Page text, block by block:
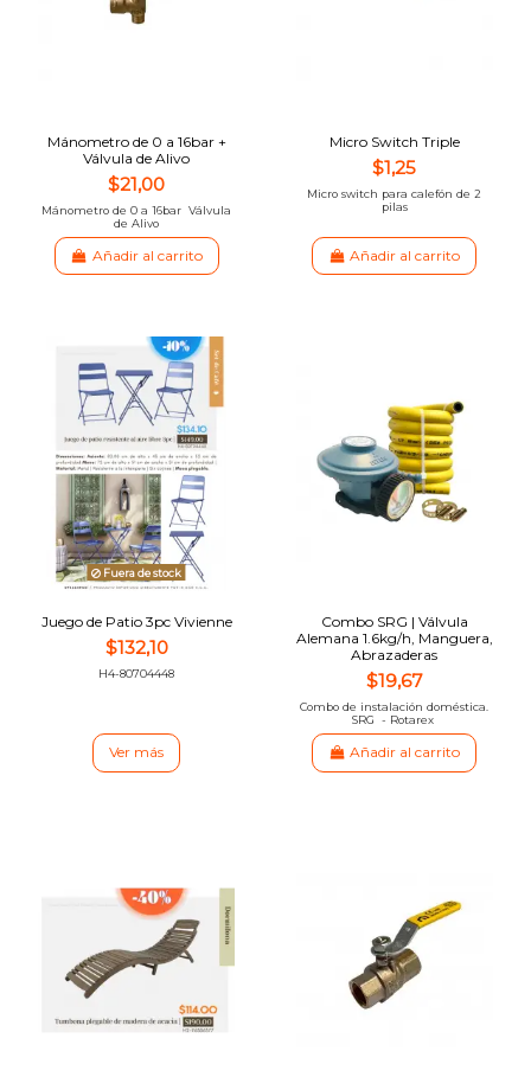
Mánometro de 0 a 16bar +
Válvula de Alivo
$21,00
Mánometro de 0 a 16bar Válvula
de Alivo
Añadir al carrito
Micro Switch Triple
$1,25
Micro switch para calefón de 2
pilas
Añadir al carrito
Fuera de stock
Juego de Patio 3pc Vivienne
$132,10
H4-80704448
Ver más
Combo SRG | Válvula
Alemana 1.6kg/h, Manguera,
Abrazaderas
$19,67
Combo de instalación doméstica.
SRG - Rotarex
Añadir al carrito